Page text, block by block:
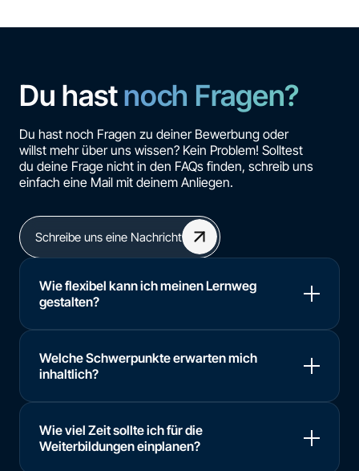
Du hastnoch Fragen?
Du hast noch Fragen zu deiner Bewerbung oder
willst mehr über uns wissen? Kein Problem! Solltest
du deine Frage nicht in den FAQs finden, schreib uns
einfach eine Mail mit deinem Anliegen.
Schreibe uns eine Nachricht
Wie flexibel kann ich meinen Lernweg
gestalten?
Welche Schwerpunkte erwarten mich
inhaltlich?
Wie viel Zeit sollte ich für die
Weiterbildungen einplanen?